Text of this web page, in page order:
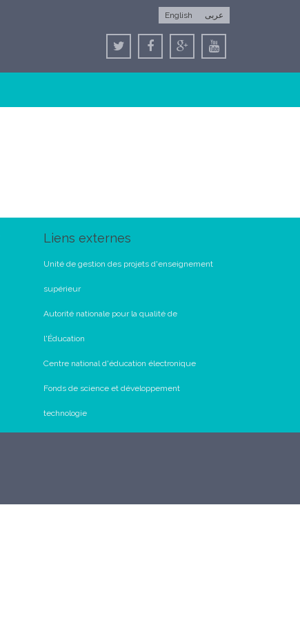
English عربى
Liens externes
Unité de gestion des projets d'enseignement
supérieur
Autorité nationale pour la qualité de
l'Éducation
Centre national d'éducation électronique
Fonds de science et développement
technologie